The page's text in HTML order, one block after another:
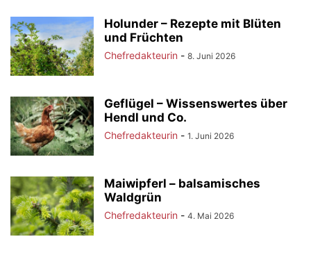
Holunder – Rezepte mit Blüten
und Früchten
Chefredakteurin - 8. Juni 2026
Geflügel – Wissenswertes über
Hendl und Co.
Chefredakteurin - 1. Juni 2026
Maiwipferl – balsamisches
Waldgrün
Chefredakteurin - 4. Mai 2026